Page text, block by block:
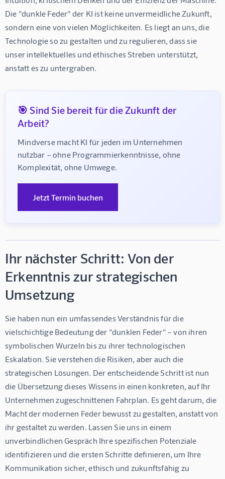
Die "dunkle Feder" der KI ist keine unvermeidliche Zukunft,
sondern eine von vielen Möglichkeiten. Es liegt an uns, die
Technologie so zu gestalten und zu regulieren, dass sie
unser intellektuelles und ethisches Streben unterstützt,
anstatt es zu untergraben.
🎯 Sind Sie bereit für die Zukunft der
Arbeit?
Mindverse macht KI für jeden im Unternehmen
nutzbar – ohne Programmierkenntnisse, ohne
Komplexität, ohne Umwege.
Jetzt Termin buchen
Ihr nächster Schritt: Von der
Erkenntnis zur strategischen
Umsetzung
Sie haben nun ein umfassendes Verständnis für die
vielschichtige Bedeutung der "dunklen Feder" – von ihren
symbolischen Wurzeln bis zu ihrer technologischen
Eskalation. Sie verstehen die Risiken, aber auch die
strategischen Lösungen. Der entscheidende Schritt ist nun
die Übersetzung dieses Wissens in einen konkreten, auf Ihr
Unternehmen zugeschnittenen Fahrplan. Es geht darum, die
Macht der modernen Feder bewusst zu gestalten, anstatt von
ihr gestaltet zu werden. Lassen Sie uns in einem
unverbindlichen Gespräch Ihre spezifischen Potenziale
identifizieren und die ersten Schritte definieren, um Ihre
Kommunikation sicher, ethisch und zukunftsfähig zu